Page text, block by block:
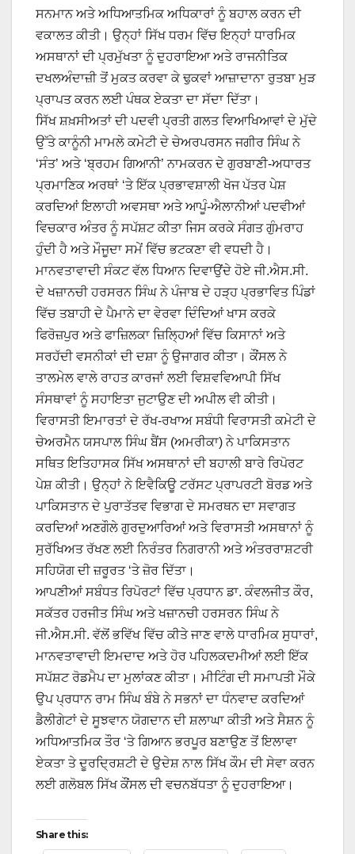
ਸਨਮਾਨ ਅਤੇ ਅਧਿਆਤਮਿਕ ਅਧਿਕਾਰਾਂ ਨੂੰ ਬਹਾਲ ਕਰਨ ਦੀ
ਵਕਾਲਤ ਕੀਤੀ। ਉਨ੍ਹਾਂ ਸਿੱਖ ਧਰਮ ਵਿੱਚ ਇਨ੍ਹਾਂ ਧਾਰਮਿਕ
ਅਸਥਾਨਾਂ ਦੀ ਪ੍ਰਮੁੱਖਤਾ ਨੂੰ ਦੁਹਰਾਇਆ ਅਤੇ ਰਾਜਨੀਤਿਕ
ਦਖਲਅੰਦਾਜ਼ੀ ਤੋਂ ਮੁਕਤ ਕਰਵਾ ਕੇ ਢੁਕਵਾਂ ਆਜ਼ਾਦਾਨਾ ਰੁਤਬਾ ਮੁੜ
ਪ੍ਰਾਪਤ ਕਰਨ ਲਈ ਪੰਥਕ ਏਕਤਾ ਦਾ ਸੱਦਾ ਦਿੱਤਾ।
ਸਿੱਖ ਸ਼ਖ਼ਸੀਅਤਾਂ ਦੀ ਪਦਵੀ ਪ੍ਰਤੀ ਗਲਤ ਵਿਆਖਿਆਵਾਂ ਦੇ ਮੁੱਦੇ
ਉੱਤੇ ਕਾਨੂੰਨੀ ਮਾਮਲੇ ਕਮੇਟੀ ਦੇ ਚੇਅਰਪਰਸਨ ਜਗੀਰ ਸਿੰਘ ਨੇ
‘ਸੰਤ’ ਅਤੇ ‘ਬ੍ਰਹਮ ਗਿਆਨੀ’ ਨਾਮਕਰਨ ਦੇ ​​ਗੁਰਬਾਣੀ-ਅਧਾਰਤ
ਪ੍ਰਮਾਣਿਕ ਅਰਥਾਂ ‘ਤੇ ਇੱਕ ਪ੍ਰਭਾਵਸ਼ਾਲੀ ਖੋਜ ਪੱਤਰ ਪੇਸ਼
ਕਰਦਿਆਂ ਇਲਾਹੀ ਅਵਸਥਾ ਅਤੇ ਆਪੂੰ-ਐਲਾਨੀਆਂ ਪਦਵੀਆਂ
ਵਿਚਕਾਰ ਅੰਤਰ ਨੂੰ ਸਪੱਸ਼ਟ ਕੀਤਾ ਜਿਸ ਕਰਕੇ ਸੰਗਤ ਗੁੰਮਰਾਹ
ਹੁੰਦੀ ਹੈ ਅਤੇ ਮੌਜੂਦਾ ਸਮੇਂ ਵਿੱਚ ਭਟਕਣਾ ਵੀ ਵਧਦੀ ਹੈ।
ਮਾਨਵਤਾਵਾਦੀ ਸੰਕਟ ਵੱਲ ਧਿਆਨ ਦਿਵਾਉਂਦੇ ਹੋਏ ਜੀ.ਐਸ.ਸੀ.
ਦੇ ਖਜ਼ਾਨਚੀ ਹਰਸਰਨ ਸਿੰਘ ਨੇ ਪੰਜਾਬ ਦੇ ਹੜ੍ਹ ਪ੍ਰਭਾਵਿਤ ਪਿੰਡਾਂ
ਵਿੱਚ ਤਬਾਹੀ ਦੇ ਪੈਮਾਨੇ ਦਾ ਵੇਰਵਾ ਦਿੰਦਿਆਂ ਖਾਸ ਕਰਕੇ
ਫਿਰੋਜ਼ਪੁਰ ਅਤੇ ਫਾਜ਼ਿਲਕਾ ਜ਼ਿਲ੍ਹਿਆਂ ਵਿੱਚ ਕਿਸਾਨਾਂ ਅਤੇ
ਸਰਹੱਦੀ ਵਸਨੀਕਾਂ ਦੀ ਦਸ਼ਾ ਨੂੰ ਉਜਾਗਰ ਕੀਤਾ। ਕੌਂਸਲ ਨੇ
ਤਾਲਮੇਲ ਵਾਲੇ ਰਾਹਤ ਕਾਰਜਾਂ ਲਈ ਵਿਸ਼ਵਵਿਆਪੀ ਸਿੱਖ
ਸੰਸਥਾਵਾਂ ਨੂੰ ਸਹਾਇਤਾ ਜੁਟਾਉਣ ਦੀ ਅਪੀਲ ਵੀ ਕੀਤੀ।
ਵਿਰਾਸਤੀ ਇਮਾਰਤਾਂ ਦੇ ਰੱਖ-ਰਖਾਅ ਸਬੰਧੀ ਵਿਰਾਸਤੀ ਕਮੇਟੀ ਦੇ
ਚੇਅਰਮੈਨ ਯਸਪਾਲ ਸਿੰਘ ਬੈਂਸ (ਅਮਰੀਕਾ) ਨੇ ਪਾਕਿਸਤਾਨ
ਸਥਿਤ ਇਤਿਹਾਸਕ ਸਿੱਖ ਅਸਥਾਨਾਂ ਦੀ ਬਹਾਲੀ ਬਾਰੇ ਰਿਪੋਰਟ
ਪੇਸ਼ ਕੀਤੀ। ਉਨ੍ਹਾਂ ਨੇ ਇਵੈਕਿਊ ਟਰੱਸਟ ਪ੍ਰਾਪਰਟੀ ਬੋਰਡ ਅਤੇ
ਪਾਕਿਸਤਾਨ ਦੇ ਪੁਰਾਤੱਤਵ ਵਿਭਾਗ ਦੇ ਸਮਰਥਨ ਦਾ ਸਵਾਗਤ
ਕਰਦਿਆਂ ਅਣਗੌਲੇ ਗੁਰਦੁਆਰਿਆਂ ਅਤੇ ਵਿਰਾਸਤੀ ਅਸਥਾਨਾਂ ਨੂੰ
ਸੁਰੱਖਿਅਤ ਰੱਖਣ ਲਈ ਨਿਰੰਤਰ ਨਿਗਰਾਨੀ ਅਤੇ ਅੰਤਰਰਾਸ਼ਟਰੀ
ਸਹਿਯੋਗ ਦੀ ਜ਼ਰੂਰਤ ‘ਤੇ ਜ਼ੋਰ ਦਿੱਤਾ।
ਆਪਣੀਆਂ ਸਬੰਧਤ ਰਿਪੋਰਟਾਂ ਵਿੱਚ ਪ੍ਰਧਾਨ ਡਾ. ਕੰਵਲਜੀਤ ਕੌਰ,
ਸਕੱਤਰ ਹਰਜੀਤ ਸਿੰਘ ਅਤੇ ਖਜ਼ਾਨਚੀ ਹਰਸਰਨ ਸਿੰਘ ਨੇ
ਜੀ.ਐਸ.ਸੀ. ਵੱਲੋਂ ਭਵਿੱਖ ਵਿੱਚ ਕੀਤੇ ਜਾਣ ਵਾਲੇ ਧਾਰਮਿਕ ਸੁਧਾਰਾਂ,
ਮਾਨਵਤਾਵਾਦੀ ਇਮਦਾਦ ਅਤੇ ਹੋਰ ਪਹਿਲਕਦਮੀਆਂ ਲਈ ਇੱਕ
ਸਪੱਸ਼ਟ ਰੋਡਮੈਪ ਦਾ ਮੁਲਾਂਕਣ ਕੀਤਾ। ਮੀਟਿੰਗ ਦੀ ਸਮਾਪਤੀ ਮੌਕੇ
ਉਪ ਪ੍ਰਧਾਨ ਰਾਮ ਸਿੰਘ ਬੰਬੇ ਨੇ ਸਭਨਾਂ ਦਾ ਧੰਨਵਾਦ ਕਰਦਿਆਂ
ਡੈਲੀਗੇਟਾਂ ਦੇ ਸੂਝਵਾਨ ਯੋਗਦਾਨ ਦੀ ਸ਼ਲਾਘਾ ਕੀਤੀ ਅਤੇ ਸੈਸ਼ਨ ਨੂੰ
ਅਧਿਆਤਮਿਕ ਤੌਰ ‘ਤੇ ਗਿਆਨ ਭਰਪੂਰ ਬਣਾਉਣ ਤੋਂ ਇਲਾਵਾ
ਏਕਤਾ ਤੇ ਦੂਰਦ੍ਰਿਸ਼ਟੀ ਦੇ ਉਦੇਸ਼ ਨਾਲ ਸਿੱਖ ਕੌਮ ਦੀ ਸੇਵਾ ਕਰਨ
ਲਈ ਗਲੋਬਲ ਸਿੱਖ ਕੌਂਸਲ ਦੀ ਵਚਨਬੱਧਤਾ ਨੂੰ ਦੁਹਰਾਇਆ।
Share this: